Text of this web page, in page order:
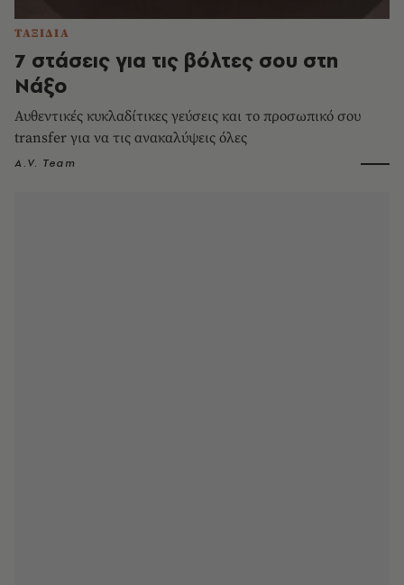
ΤΑΞΙΔΙΑ
7 στάσεις για τις βόλτες σου στη
Νάξο
Αυθεντικές κυκλαδίτικες γεύσεις και το προσωπικό σου
transfer για να τις ανακαλύψεις όλες
A.V. Team